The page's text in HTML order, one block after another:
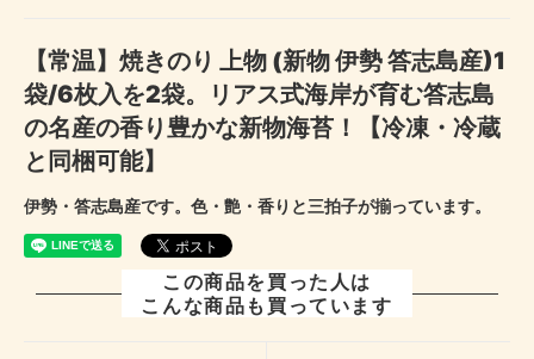
【常温】焼きのり 上物 (新物 伊勢 答志島産)1
袋/6枚入を2袋。リアス式海岸が育む答志島
の名産の香り豊かな新物海苔！【冷凍・冷蔵
と同梱可能】
伊勢・答志島産です。色・艶・香りと三拍子が揃っています。
この商品を買った人は
こんな商品も買っています